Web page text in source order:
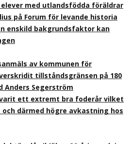
elever med utlandsfödda föräldrar
på Forum för levande historia
enskild bakgrundsfaktor kan
av kommunen för
tillståndsgränsen på 180
Anders Segerström
ett extremt bra foderår vilket
därmed högre avkastning hos